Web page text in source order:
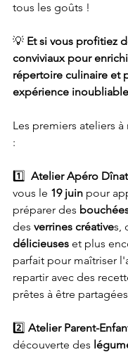
tous les goûts !
💡 Et si vous profitiez
conviviaux pour
répertoire culinaire et
expérience
Les premiers ateliers
:
1️⃣ Atelier Apéro
vous le 19 juin pour
préparer des
des verrines créatives,
délicieuses et plus
parfait pour maîtriser
repartir avec des
prêtes à être
2️⃣ Atelier Parent-
découverte des